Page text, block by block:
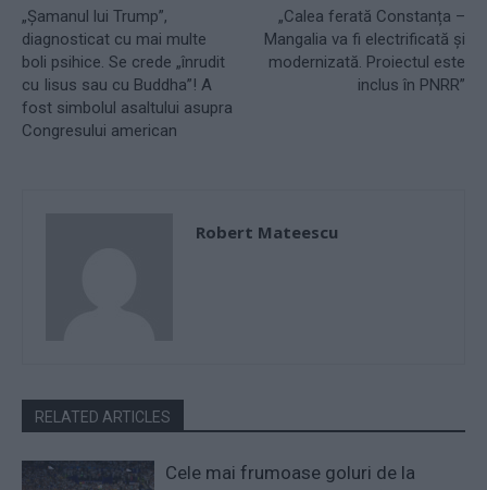
„Șamanul lui Trump”,
diagnosticat cu mai multe
boli psihice. Se crede „înrudit
cu Iisus sau cu Buddha”! A
fost simbolul asaltului asupra
Congresului american
„Calea ferată Constanța –
Mangalia va fi electrificată și
modernizată. Proiectul este
inclus în PNRR”
Robert Mateescu
RELATED ARTICLES
Cele mai frumoase goluri de la